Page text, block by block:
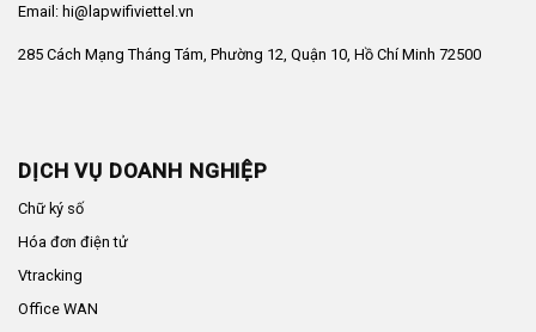
Email: hi@lapwifiviettel.vn
285 Cách Mạng Tháng Tám, Phường 12, Quận 10, Hồ Chí Minh 72500
DỊCH VỤ DOANH NGHIỆP
Chữ ký số
Hóa đơn điện tử
Vtracking
Office WAN